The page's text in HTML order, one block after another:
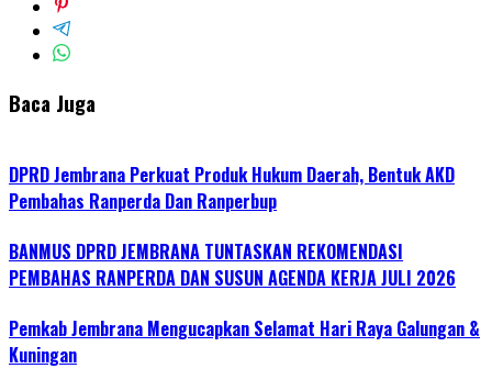
Baca Juga
DPRD Jembrana Perkuat Produk Hukum Daerah, Bentuk AKD
Pembahas Ranperda Dan Ranperbup
BANMUS DPRD JEMBRANA TUNTASKAN REKOMENDASI
PEMBAHAS RANPERDA DAN SUSUN AGENDA KERJA JULI 2026
Pemkab Jembrana Mengucapkan Selamat Hari Raya Galungan &
Kuningan